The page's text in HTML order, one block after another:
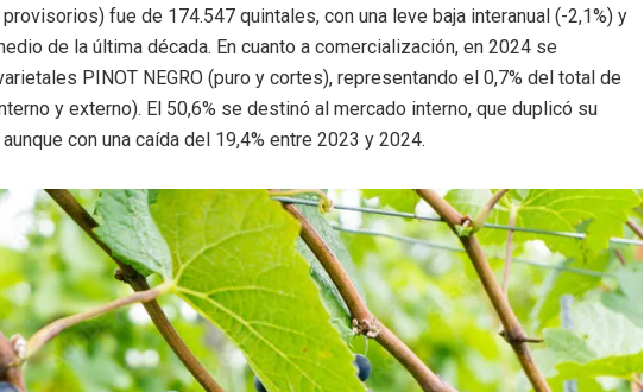
fue de 174.547 quintales, con una leve baja interanual (-2,1%) y
de la última década. En cuanto a comercialización, en 2024 se
PINOT NEGRO (puro y cortes), representando el 0,7% del total de
y externo). El 50,6% se destinó al mercado interno, que duplicó su
con una caída del 19,4% entre 2023 y 2024.